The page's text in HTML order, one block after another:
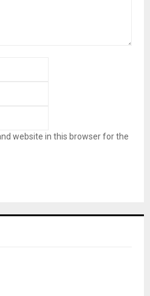
website in this browser for the